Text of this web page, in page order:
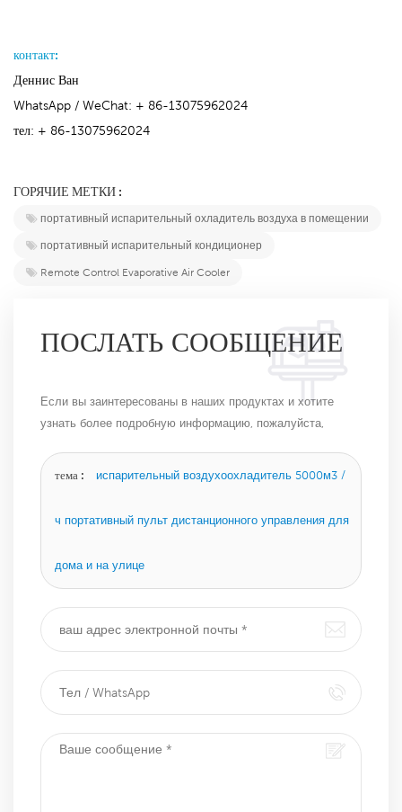
контакт:
Деннис Ван
WhatsApp / WeChat: + 86-13075962024
тел: + 86-13075962024
ГОРЯЧИЕ МЕТКИ :
портативный испарительный охладитель воздуха в помещении
портативный испарительный кондиционер
Remote Control Evaporative Air Cooler
ПОСЛАТЬ СООБЩЕНИЕ
Если вы заинтересованы в наших продуктах и ​​хотите
узнать более подробную информацию, пожалуйста,
только сможем.
тема : испарительный воздухоохладитель 5000м3 /
ч портативный пульт дистанционного управления для
дома и на улице